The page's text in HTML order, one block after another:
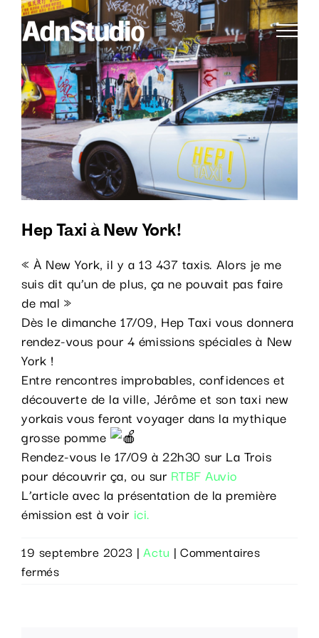
Passer
contenu
Voir
l'image
agrandie
Hep Taxi à New York!
« À New York, il y a 13 437 taxis. Alors je me
suis dit qu’un de plus, ça ne pouvait pas faire
de mal »
Dès le dimanche 17/09, Hep Taxi vous donnera
rendez-vous pour 4 émissions spéciales à New
York !
Entre rencontres improbables, confidences et
découverte de la ville, Jérôme et son taxi new
yorkais vous feront voyager dans la mythique
grosse pomme
Rendez-vous le 17/09 à 22h30 sur La Trois
pour découvrir ça, ou sur RTBF Auvio
L’article avec la présentation de la première
émission est à voir ici.
19 septembre 2023 | Actu | Commentaires
ferméssur